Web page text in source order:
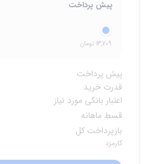
پیش پرداخت
13,709 تومان
پیش پرداخت
قدرت خرید
اعتبار بانکی مورد نیاز
قسط ماهانه
بازپرداخت کل
کارمزد